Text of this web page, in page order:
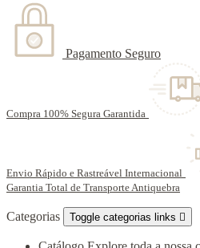
Pagamento Seguro
Compra 100% Segura Garantida
Envio Rápido e Rastreável Internacional
Garantia Total de Transporte Antiquebra
Categorias Toggle categorias links 